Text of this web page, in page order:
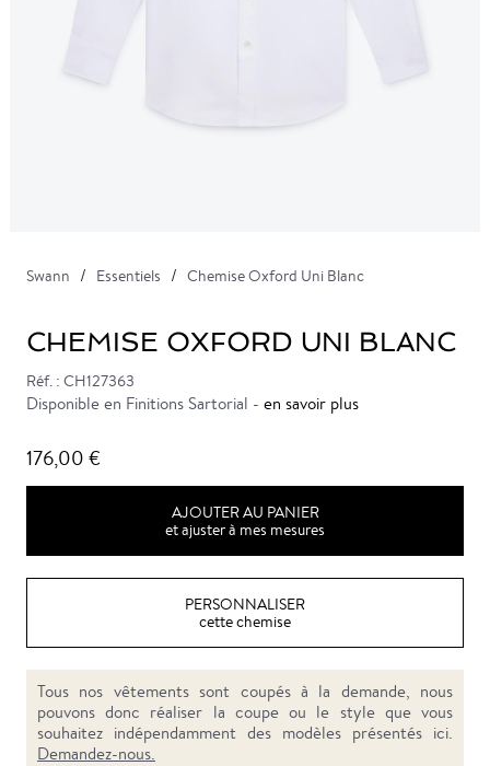
Swann Essentiels Chemise Oxford Uni Blanc
CHEMISE OXFORD UNI BLANC
Réf. : CH127363
Disponible en Finitions Sartorial - en savoir plus
176,00 €
AJOUTER AU PANIER
et ajuster à mes mesures
PERSONNALISER
cette chemise
Tous nos vêtements sont coupés à la demande, nous
pouvons donc réaliser la coupe ou le style que vous
souhaitez indépendamment des modèles présentés ici.
Demandez-nous.